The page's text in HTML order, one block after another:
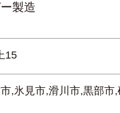
ー製造
15
,氷見市,滑川市,黒部